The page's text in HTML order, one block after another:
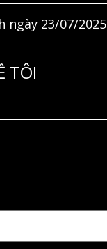
23/07/2025
TÔI